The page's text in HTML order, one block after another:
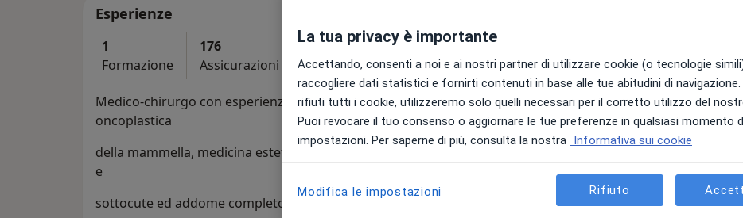
Esperienze
1
Formazione
176
Assicurazioni accettate
Medico-chirurgo con esperienza in chirurgia generale, chirurgia demolitiva ed
oncoplastica
della mammella, medicina estetica e rigenerativa, ecografia delle mammelle, cute
e
sottocute ed addome completo, e medicina del territorio.
La tua privacy è importante
Accettando, consenti a noi e ai nostri partner di utilizzare cookie (o tecnologie
raccogliere dati statistici e fornirti contenuti in base alle tue abitudini di navigazione.
rifiuti tutti i cookie, utilizzeremo solo quelli necessari per il corretto utilizzo del
Puoi revocare il tuo consenso o aggiornare le tue preferenze in qualsiasi momento
impostazioni. Per saperne di più, consulta la nostra Informativa sui cookie
Modifica le impostazioni Rifiuto